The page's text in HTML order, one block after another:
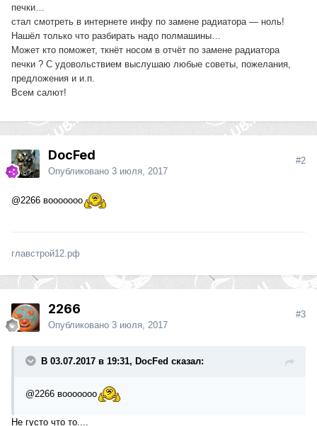
печки…
стал смотреть в интернете инфу по замене радиатора — ноль!
Нашёл только что разбирать надо полмашины…
Может кто поможет, ткнёт носом в отчёт по замене радиатора
печки ? С удовольствием выслушаю любые советы, пожелания,
предложения и и.п.
Всем салют!
DocFed
Опубликовано 3 июля, 2017
#2
@2266 вооооооо
главстрой12.рф
2266
Опубликовано 3 июля, 2017
#3
В 03.07.2017 в 19:31, DocFed сказал:
@2266 вооооооо
Не густо что то....